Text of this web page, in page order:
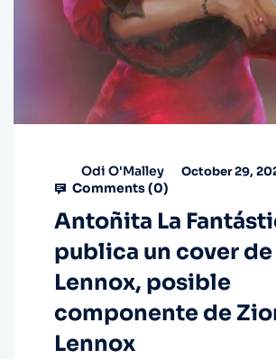
Odi O'Malley October 29,
Comments (0)
Antoñita La
publica un cover
Lennox, posible
componente de
Lennox